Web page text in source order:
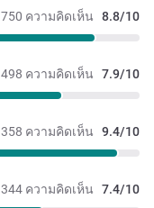
750 ความคิดเห็น 8.8/10
498 ความคิดเห็น 7.9/10
358 ความคิดเห็น 9.4/10
344 ความคิดเห็น 7.4/10